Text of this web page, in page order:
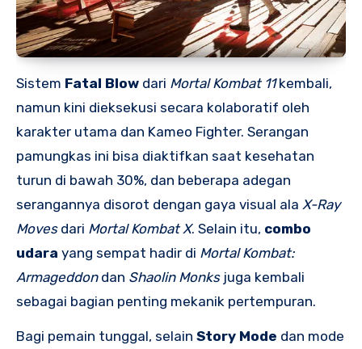
Sistem Fatal Blow dari Mortal Kombat 11kembali,
namun kini dieksekusi secara kolaboratif oleh
karakter utama dan Kameo Fighter. Serangan
pamungkas ini bisa diaktifkan saat kesehatan
turun di bawah 30%, dan beberapa adegan
serangannya disorot dengan gaya visual ala X-Ray
Movesdari Mortal Kombat X. Selain itu, combo
udara yang sempat hadir di Mortal Kombat:
Armageddondan Shaolin Monksjuga kembali
sebagai bagian penting mekanik pertempuran.
Bagi pemain tunggal, selain Story Mode dan mode